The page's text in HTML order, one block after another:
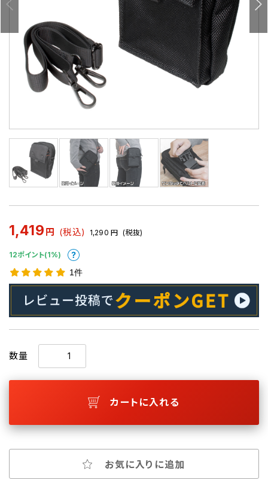
1,419 円 (税込) 1,290 円 (税抜)
12ポイント(1%)
1件
数量
カートに入れる
お気に入りに追加